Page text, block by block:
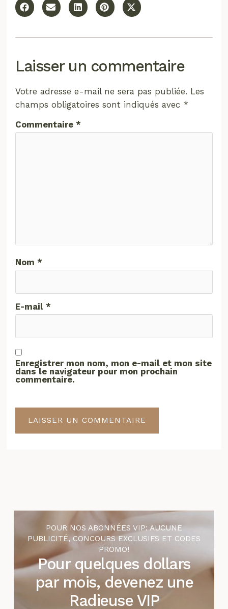
Laisser un commentaire
Votre adresse e-mail ne sera pas publiée. Les
champs obligatoires sont indiqués avec *
Commentaire*
Nom*
E-mail*
Enregistrer mon nom, mon e-mail et mon site
dans le navigateur pour mon prochain
commentaire.
POUR NOS ABONNÉES VIP: AUCUNE
PUBLICITÉ, CONCOURS EXCLUSIFS ET CODES
PROMO!
Pour quelques dollars
par mois, devenez une
Radieuse VIP